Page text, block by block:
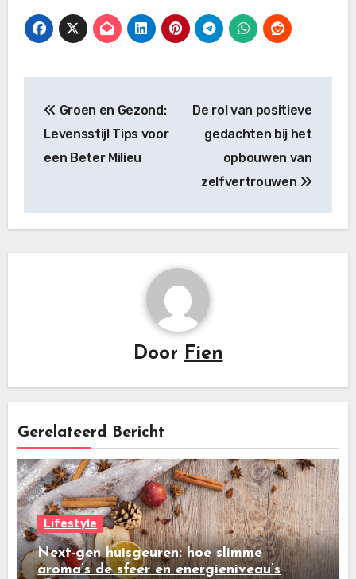
navigatie
Groen en Gezond:
Levensstijl Tips voor
een Beter Milieu
De rol van positieve
gedachten bij het
opbouwen van
zelfvertrouwen
Door Fien
Gerelateerd Bericht
Lifestyle
Next-gen huisgeuren: hoe slimme
aroma’s de sfeer en energieniveau’s